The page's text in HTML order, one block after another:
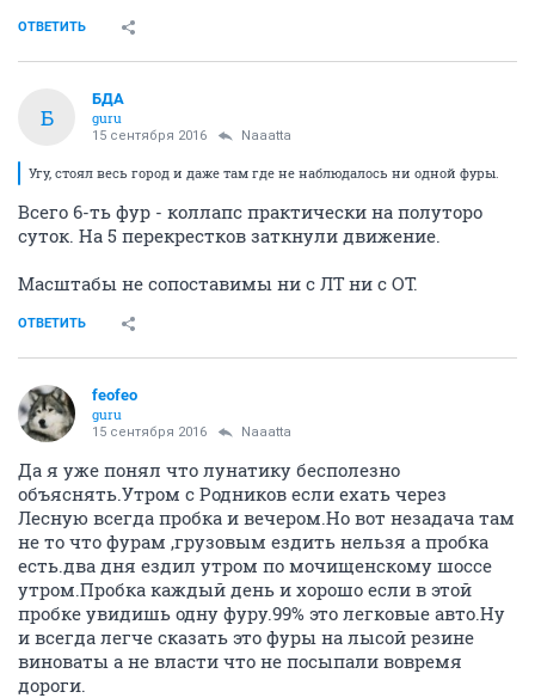
ОТВЕТИТЬ
Б
БДА
guru
15 сентября 2016 Naaatta
Угу, стоял весь город и даже там где не наблюдалось ни одной фуры.
Всего 6-ть фур - коллапс практически на полуторо
суток. На 5 перекрестков заткнули движение.
Масштабы не сопоставимы ни с ЛТ ни с ОТ.
ОТВЕТИТЬ
feofeo
guru
15 сентября 2016 Naaatta
Да я уже понял что лунатику бесполезно
объяснять.Утром с Родников если ехать через
Лесную всегда пробка и вечером.Но вот незадача там
не то что фурам ,грузовым ездить нельзя а пробка
есть.два дня ездил утром по мочищенскому шоссе
утром.Пробка каждый день и хорошо если в этой
пробке увидишь одну фуру.99% это легковые авто.Ну
и всегда легче сказать это фуры на лысой резине
виноваты а не власти что не посыпали вовремя
дороги.